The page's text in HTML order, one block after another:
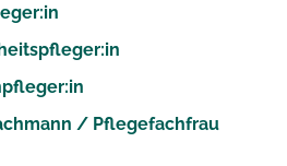
/ Pflegefachfrau